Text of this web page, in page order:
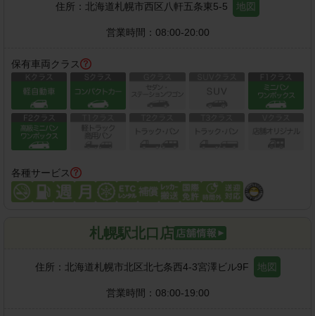
住所： 北海道札幌市西区八軒五条東5-5 地図
営業時間： 08:00-20:00
保有車両クラス
各種サービス
札幌駅北口店
住所： 北海道札幌市北区北七条西4-3宮澤ビル9F 地図
営業時間： 08:00-19:00